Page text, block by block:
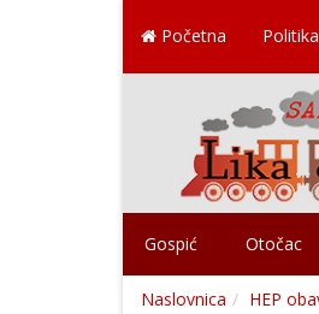
Početna Politika
Gospić Otočac
Naslovnica HEP